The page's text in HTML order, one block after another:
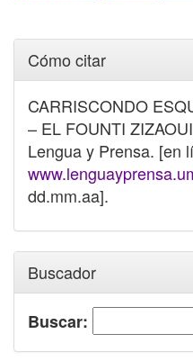
Cómo citar
CARRISCONDO
– EL FOUNTI
Lengua y Prensa. [en
dd.mm.aa].
Buscador
Buscar: